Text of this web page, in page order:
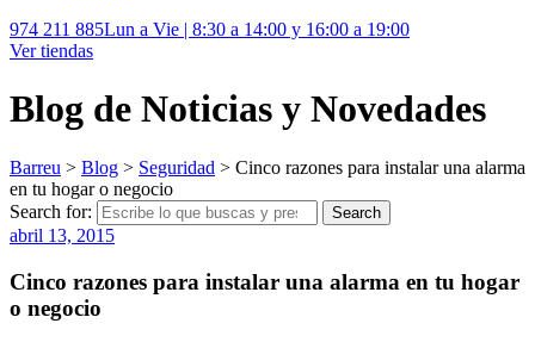
974 211 885Lun a Vie | 8:30 a 14:00 y 16:00 a 19:00
Ver tiendas
Blog de Noticias y Novedades
Barreu > Blog > Seguridad > Cinco razones para instalar una alarma
en tu hogar o negocio
Search for:
Search
abril 13, 2015
Cinco razones para instalar una alarma en tu hogar
o negocio